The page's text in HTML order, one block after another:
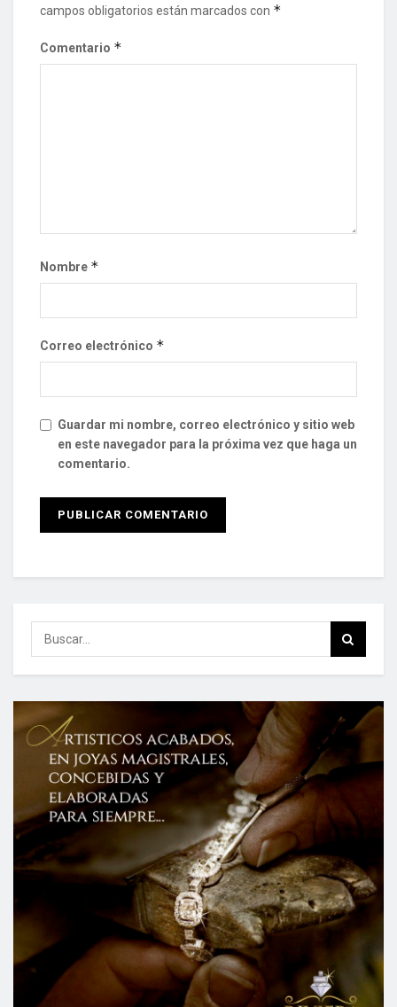
campos obligatorios están marcados con *
Comentario *
Nombre *
Correo electrónico *
Guardar mi nombre, correo electrónico y sitio web
en este navegador para la próxima vez que haga un
comentario.